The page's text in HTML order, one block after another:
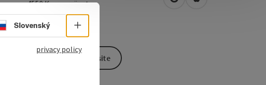
4550Kremsmünster open in Google Maps
Open in Apple
To the website
Select language - Open menu
Slovenský
privacy policy